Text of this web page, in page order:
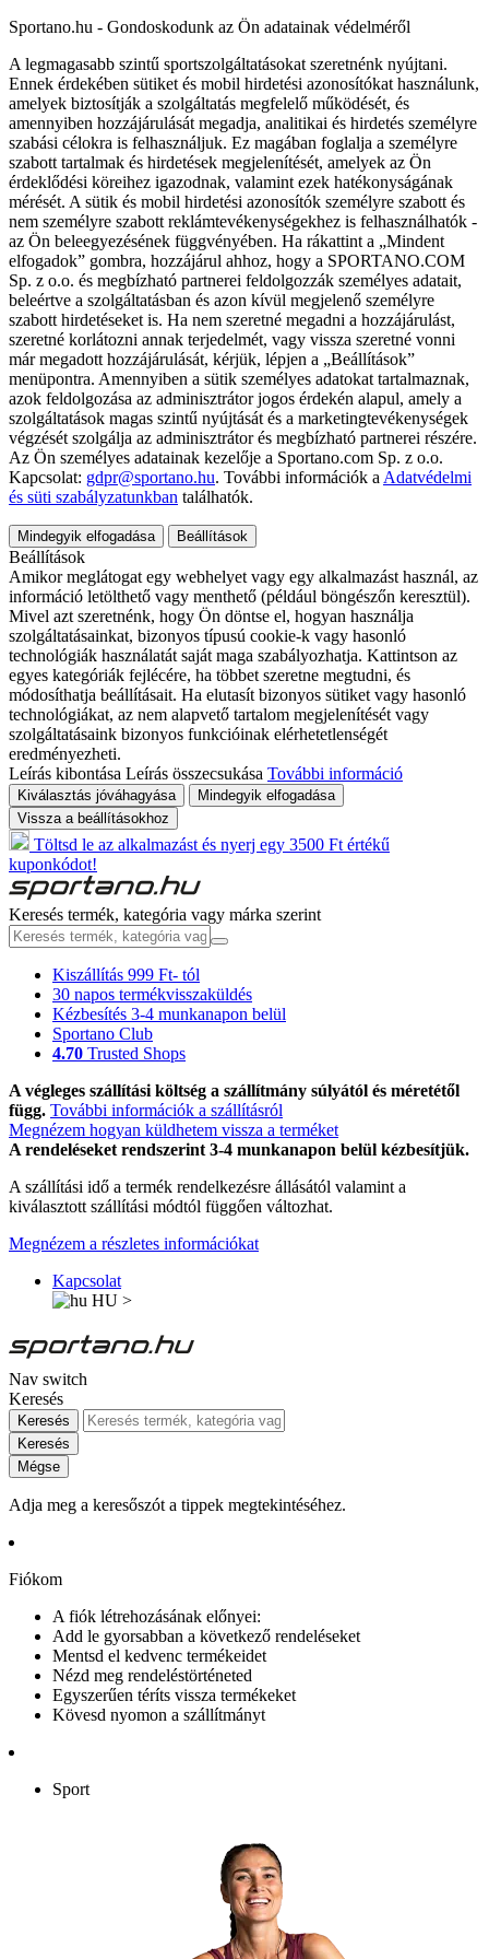
Sportano.hu - Gondoskodunk az Ön adatainak védelméről
A legmagasabb szintű sportszolgáltatásokat szeretnénk nyújtani.
Ennek érdekében sütiket és mobil hirdetési azonosítókat használunk,
amelyek biztosítják a szolgáltatás megfelelő működését, és
amennyiben hozzájárulását megadja, analitikai és hirdetés személyre
szabási célokra is felhasználjuk. Ez magában foglalja a személyre
szabott tartalmak és hirdetések megjelenítését, amelyek az Ön
érdeklődési köreihez igazodnak, valamint ezek hatékonyságának
mérését. A sütik és mobil hirdetési azonosítók személyre szabott és
nem személyre szabott reklámtevékenységekhez is felhasználhatók -
az Ön beleegyezésének függvényében. Ha rákattint a „Mindent
elfogadok” gombra, hozzájárul ahhoz, hogy a SPORTANO.COM
Sp. z o.o. és megbízható partnerei feldolgozzák személyes adatait,
beleértve a szolgáltatásban és azon kívül megjelenő személyre
szabott hirdetéseket is. Ha nem szeretné megadni a hozzájárulást,
szeretné korlátozni annak terjedelmét, vagy vissza szeretné vonni
már megadott hozzájárulását, kérjük, lépjen a „Beállítások”
menüpontra. Amennyiben a sütik személyes adatokat tartalmaznak,
azok feldolgozása az adminisztrátor jogos érdekén alapul, amely a
szolgáltatások magas szintű nyújtását és a marketingtevékenységek
végzését szolgálja az adminisztrátor és megbízható partnerei részére.
Az Ön személyes adatainak kezelője a Sportano.com Sp. z o.o.
Kapcsolat: gdpr@sportano.hu. További információk a Adatvédelmi
és süti szabályzatunkban találhatók.
Mindegyik elfogadása Beállítások
Beállítások
Amikor meglátogat egy webhelyet vagy egy alkalmazást használ, az
információ letölthető vagy menthető (például böngészőn keresztül).
Mivel azt szeretnénk, hogy Ön döntse el, hogyan használja
szolgáltatásainkat, bizonyos típusú cookie-k vagy hasonló
technológiák használatát saját maga szabályozhatja. Kattintson az
egyes kategóriák fejlécére, ha többet szeretne megtudni, és
módosíthatja beállításait. Ha elutasít bizonyos sütiket vagy hasonló
technológiákat, az nem alapvető tartalom megjelenítését vagy
szolgáltatásaink bizonyos funkcióinak elérhetetlenségét
eredményezheti.
Leírás kibontása Leírás összecsukása További információ
Kiválasztás jóváhagyása
Mindegyik elfogadása
Vissza a beállításokhoz
Töltsd le az alkalmazást és nyerj egy 3500 Ft értékű
kuponkódot!
Keresés termék, kategória vagy márka szerint
Kiszállítás 999 Ft- tól
30 napos termékvisszaküldés
Kézbesítés 3-4 munkanapon belül
Sportano Club
4.70 Trusted Shops
A végleges szállítási költség a szállítmány súlyától és méretétől
függ. További információk a szállításról
Megnézem hogyan küldhetem vissza a terméket
A rendeléseket rendszerint 3-4 munkanapon belül kézbesítjük.
A szállítási idő a termék rendelkezésre állásától valamint a
kiválasztott szállítási módtól függően változhat.
Megnézem a részletes információkat
Kapcsolat
HU >
Nav switch
Keresés
Keresés
Keresés
Mégse
Adja meg a keresőszót a tippek megtekintéséhez.
Fiókom
A fiók létrehozásának előnyei:
Add le gyorsabban a következő rendeléseket
Mentsd el kedvenc termékeidet
Nézd meg rendeléstörténeted
Egyszerűen téríts vissza termékeket
Kövesd nyomon a szállítmányt
Sport